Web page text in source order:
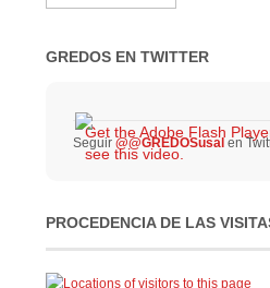
GREDOS EN TWITTER
Seguir @@GREDOSusal en
PROCEDENCIA DE LAS
Get the Adobe Flash
see this video.